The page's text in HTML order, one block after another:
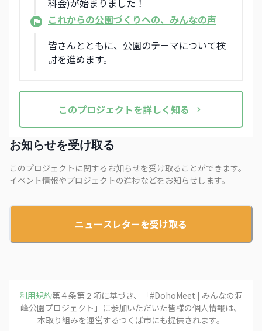
科会)が始まりました！
これからの公園づくりへの、みんなの声
皆さんとともに、公園のテーマについて検
討を進めます。
このプロジェクトを詳しく知る
お知らせを受け取る
このプロジェクトに関するお知らせを受け取ることができます。
イベント情報やプロジェクトの進捗などをお知らせします。
ニュースレターを受け取る
利用規約第４条第２項に基づき、「#DohoMeet | みんなの洞
峰公園プロジェクト 」に参加いただいた皆様の個人情報は、
本取り組みを運営するつくば市にも提供されます。